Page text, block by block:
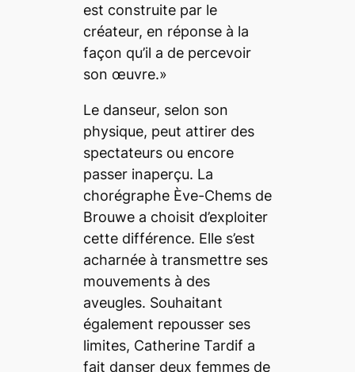
est construite par le
créateur, en réponse à la
façon qu’il a de percevoir
son œuvre.»
Le danseur, selon son
physique, peut attirer des
spectateurs ou encore
passer inaperçu. La
chorégraphe Ève-Chems de
Brouwe a choisit d’exploiter
cette différence. Elle s’est
acharnée à transmettre ses
mouvements à des
aveugles. Souhaitant
également repousser ses
limites, Catherine Tardif a
fait danser deux femmes de